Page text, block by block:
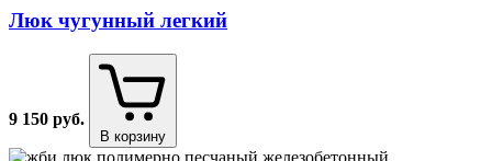
Люк чугунный легкий
9 150 руб.
В корзину